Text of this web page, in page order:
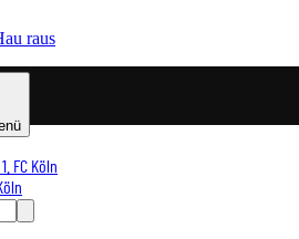
raus
FC Köln